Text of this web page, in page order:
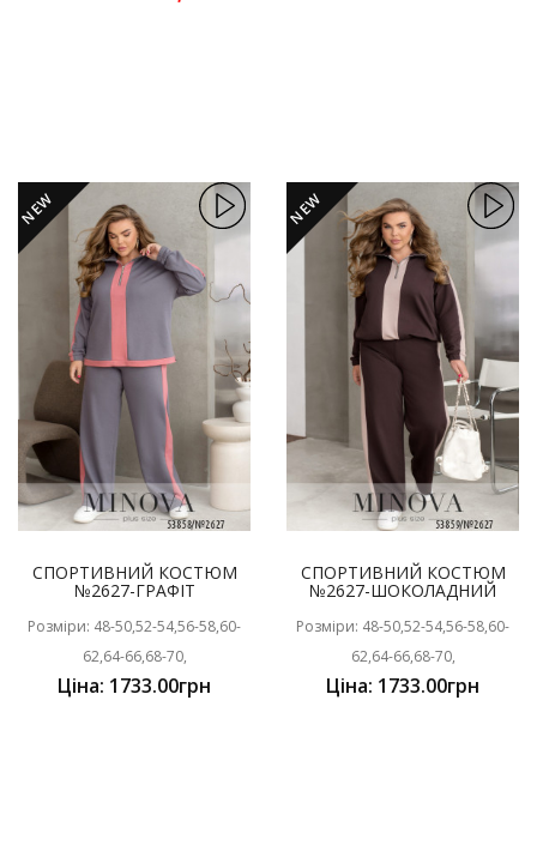
NEW
СПОРТИВНИЙ КОСТЮМ
№2627-ГРАФІТ
Розміри: 48-50,52-54,56-58,60-
62,64-66,68-70,
Ціна: 1733.00грн
NEW
СПОРТИВНИЙ КОСТЮМ
№2627-ШОКОЛАДНИЙ
Розміри: 48-50,52-54,56-58,60-
62,64-66,68-70,
Ціна: 1733.00грн